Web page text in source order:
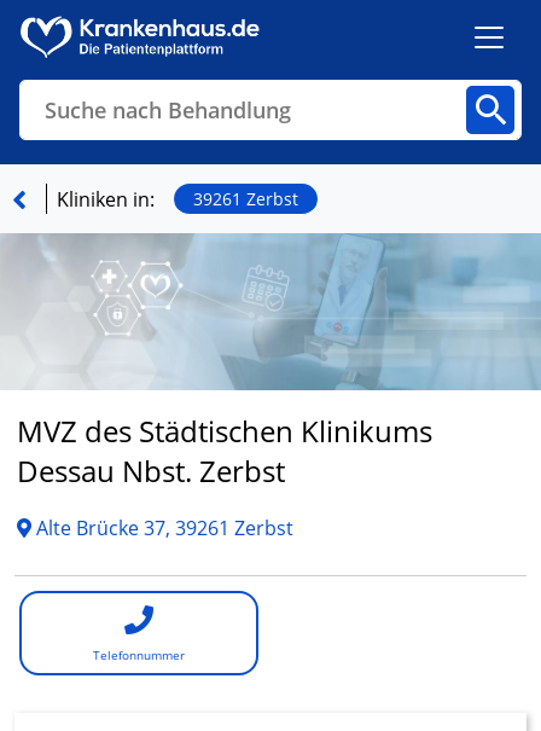
Suche nach Behandlung
Finden
Kliniken in: 39261 Zerbst
MVZ des Städtischen Klinikums
Dessau Nbst. Zerbst
Alte Brücke 37, 39261 Zerbst
Telefonnummer